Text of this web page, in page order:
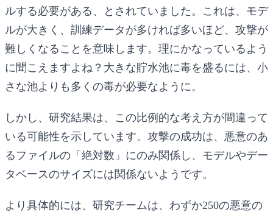
ルする必要がある、とされていました。これは、モデ
ルが大きく、訓練データが多ければ多いほど、攻撃が
難しくなることを意味します。理にかなっているよう
に聞こえますよね？大きな貯水池に毒を盛るには、小
さな池よりも多くの毒が必要なように。
しかし、研究結果は、この比例的な考え方が間違って
いる可能性を示しています。攻撃の成功は、悪意のあ
るファイルの「絶対数」にのみ関係し、モデルやデー
タベースのサイズには関係ないようです。
より具体的には、研究チームは、 わずか250の悪意の